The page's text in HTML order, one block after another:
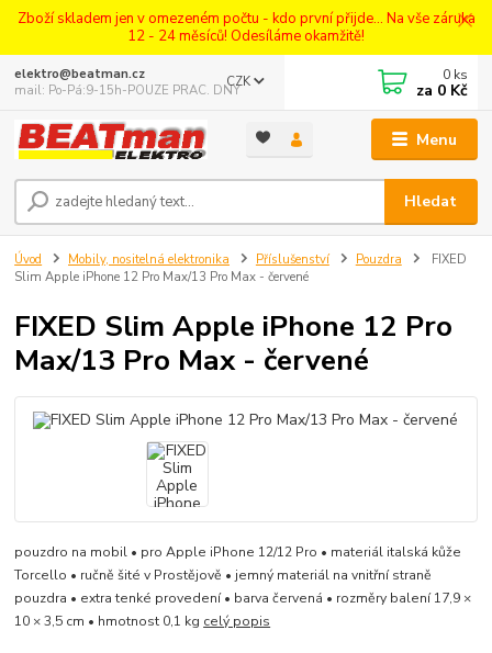
Zboží skladem jen v omezeném počtu - kdo první přijde... Na vše záruka
12 - 24 měsíců! Odesíláme okamžitě!
Menu
CZK
Hledat
elektro@beatman.cz
mail: Po-Pá:9-15h-POUZE PRAC. DNY
0 ks
za 0 Kč
Úvod Mobily, nositelná elektronika Příslušenství Pouzdra
FIXED
Slim Apple iPhone 12 Pro Max/13 Pro Max - červené
FIXED Slim Apple iPhone 12 Pro
Max/13 Pro Max - červené
pouzdro na mobil • pro Apple iPhone 12/12 Pro • materiál italská kůže
Torcello • ručně šité v Prostějově • jemný materiál na vnitřní straně
pouzdra • extra tenké provedení • barva červená • rozměry balení 17,9 ×
10 × 3,5 cm • hmotnost 0,1 kg celý popis